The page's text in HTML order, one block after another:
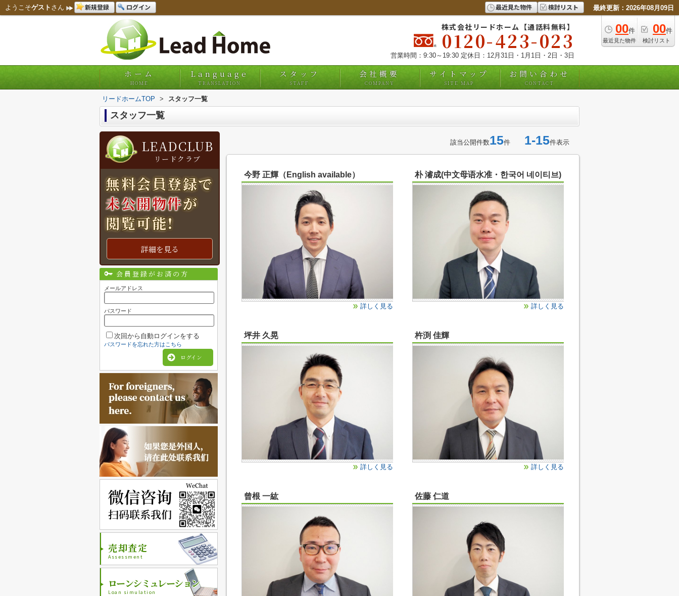
ようこそゲスト さん 新規登録 ログイン 最近見た物件 検討リスト 最終更新：2026年08月09日
00件
最近見た物件
00件
検討リスト
株式会社リードホーム【通話料無料】
0120-423-023
営業時間：9:30～19:30 定休日：12月31日・1月1日・2日・3日
ホーム
HOME
Language
TRANSLATION
スタッフ
STAFF
会社概要
COMPANY
サイトマップ
SITE MAP
お問い合わせ
CONTACT
リードホームTOP > スタッフ一覧
スタッフ一覧
該当公開件数15件 1-15件表示
今野 正輝（English available）
詳しく見る
朴 濬成(中文母语水准・한국어 네이티브)
詳しく見る
坪井 久晃
詳しく見る
杵渕 佳輝
詳しく見る
曾根 一紘 佐藤 仁道
LEADCLUB
リードクラブ
無料会員登録で
未公開物件が
閲覧可能!
詳細を見る
会員登録がお済の方
メールアドレス
パスワード
次回から自動ログインをする
パスワードを忘れた方はこちら
ログイン
売却査定
Assessment
ローンシミュレーション
Loan simulation